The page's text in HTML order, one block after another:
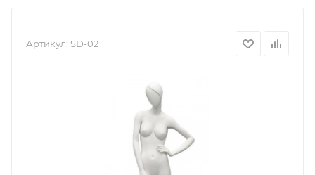
Артикул: SD-02